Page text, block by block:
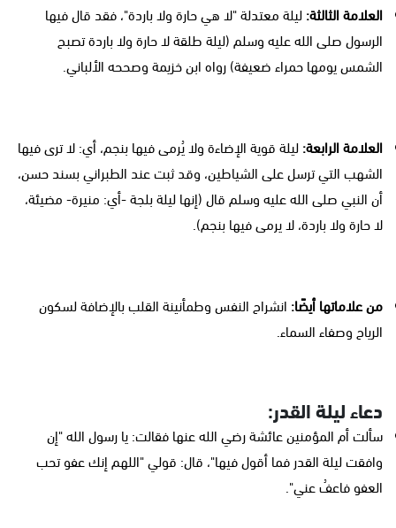
العلامة الثالثة:ليلة معتدلة "لا هي حارة ولا باردة"، فقد قال فيها
الرسول صلى الله عليه وسلم (ليلة طلقة لا حارة ولا باردة تصبح
الشمس يومها حمراء ضعيفة) رواه ابن خزيمة وصححه الألباني.
العلامة الرابعة:ليلة قوية الإضاءة ولا يُرمى فيها بنجم، أي: لا ترى فيها
الشهب التي ترسل على الشياطين، وقد ثبت عند الطبراني بسند حسن،
أن النبي صلى الله عليه وسلم قال (إنها ليلة بلجة -أي: منيرة- مضيئة،
لا حارة ولا باردة، لا يرمى فيها بنجم).
من علاماتها أيضًا: انشراح النفس وطمأنينة القلب بالإضافة لسكون
الرياح وصفاء السماء.
دعاء ليلة القدر:
سألت أم المؤمنين عائشة رضي الله عنها فقالت: يا رسول الله "إن
وافقت ليلة القدر فما أقول فيها"، قال: قولي "اللهم إنك عفو تحب
العفو فاعفُ عني".